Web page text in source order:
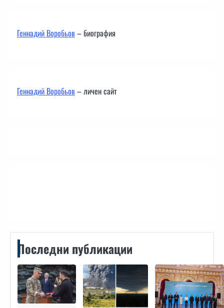
Геннадий Воробьов– биография
Геннадий Воробьов– личен сайт
Последни публикации